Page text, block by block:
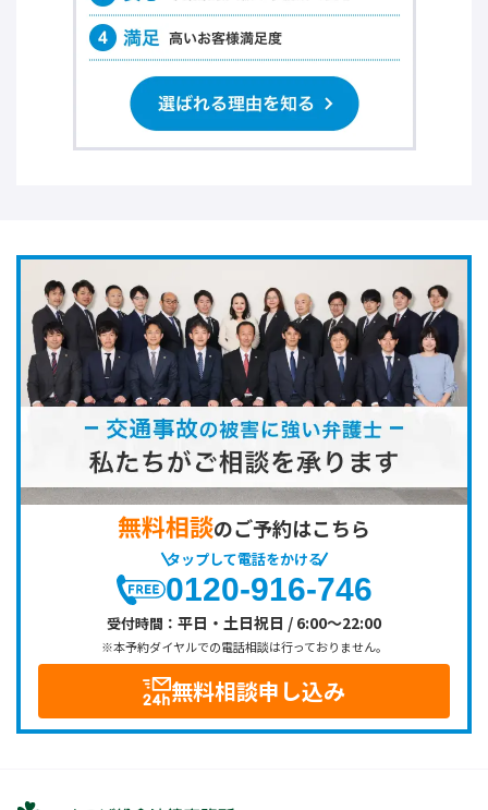
無料相談のご予約はこちら
タップして電話をかける
0120-916-746
受付時間： 平日・土日祝日 / 6:00～22:00
※本予約ダイヤルでの電話相談は行っておりません。
無料相談申し込み